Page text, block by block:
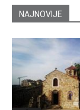
NAJNOVIJE